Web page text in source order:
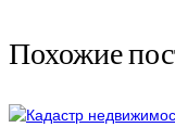
Похожие